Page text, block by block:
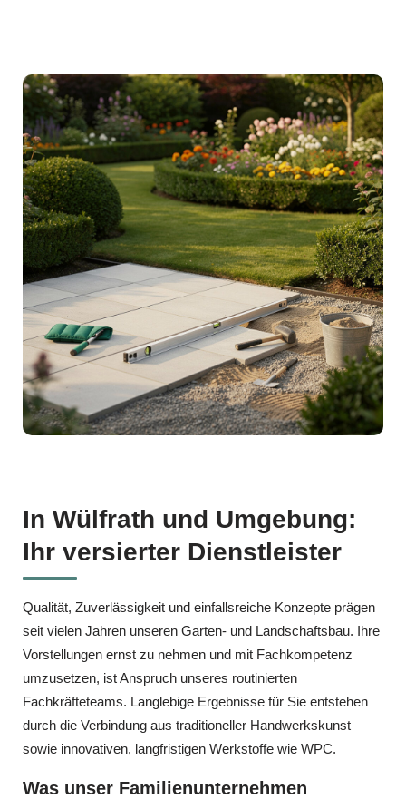
In Wülfrath und Umgebung:
Ihr versierter Dienstleister
Qualität, Zuverlässigkeit und einfallsreiche Konzepte prägen
seit vielen Jahren unseren Garten‑ und Landschaftsbau. Ihre
Vorstellungen ernst zu nehmen und mit Fachkompetenz
umzusetzen, ist Anspruch unseres routinierten
Fachkräfteteams. Langlebige Ergebnisse für Sie entstehen
durch die Verbindung aus traditioneller Handwerkskunst
sowie innovativen, langfristigen Werkstoffe wie WPC.
Was unser Familienunternehmen